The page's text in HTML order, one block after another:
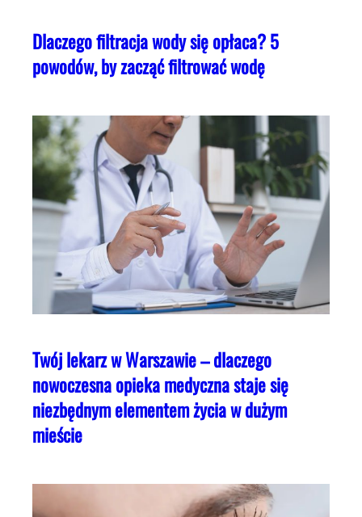
Dlaczego filtracja wody się opłaca? 5
powodów, by zacząć filtrować wodę
Twój lekarz w Warszawie – dlaczego
nowoczesna opieka medyczna staje się
niezbędnym elementem życia w dużym
mieście